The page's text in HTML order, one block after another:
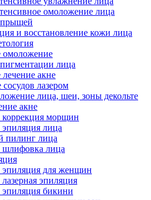
омоложение лица
и восстановление кожи лица
омоложение
лица
лечение акне
сосудов лазером
лица, шеи, зоны декольте
акне
коррекция морщин
эпиляция лица
пилинг лица
шлифовка лица
эпиляция для женщин
эпиляция
эпиляция бикини